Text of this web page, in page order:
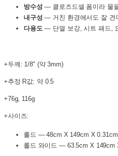
방수성 — 클로즈드셀 폼이라 물
내구성 — 거친 환경에서도 잘 견
다용도— 단열 보강, 시트 패드,
+두께: 1/8" (약 3mm)
+추정 R값: 약 0.5
+76g, 116g
+사이즈:
롤드 — 48cm X 149cm X 0.31cm
롤드 와이드 — 63.5cm X 149cm